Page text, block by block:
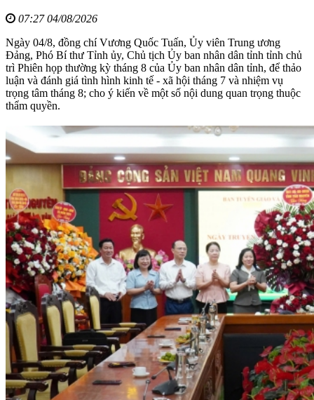
07:27 04/08/2026
Ngày 04/8, đồng chí Vương Quốc Tuấn, Ủy viên Trung ương
Đảng, Phó Bí thư Tỉnh ủy, Chủ tịch Ủy ban nhân dân tỉnh tỉnh chủ
trì Phiên họp thường kỳ tháng 8 của Ủy ban nhân dân tỉnh, để thảo
luận và đánh giá tình hình kinh tế - xã hội tháng 7 và nhiệm vụ
trọng tâm tháng 8; cho ý kiến về một số nội dung quan trọng thuộc
thẩm quyền.